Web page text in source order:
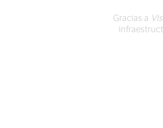
Gracias a